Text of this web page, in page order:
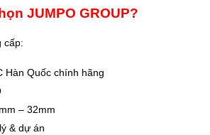
JUMPO GROUP?
cấp:
Hàn Quốc chính hãng
– 32mm
& dự án